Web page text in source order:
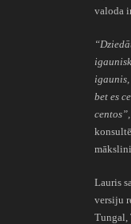
valoda
igaunis,
bet es
centos”,
Lauris
versiju
Tungal,